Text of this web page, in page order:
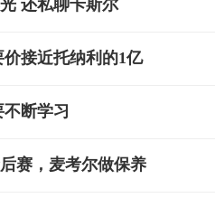
还私聊卡斯尔
接近托纳利的1亿
断学习
赛，麦考尔做保养